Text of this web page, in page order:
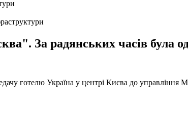
За радянських часів була
готелю Україна у центрі Києва до управління